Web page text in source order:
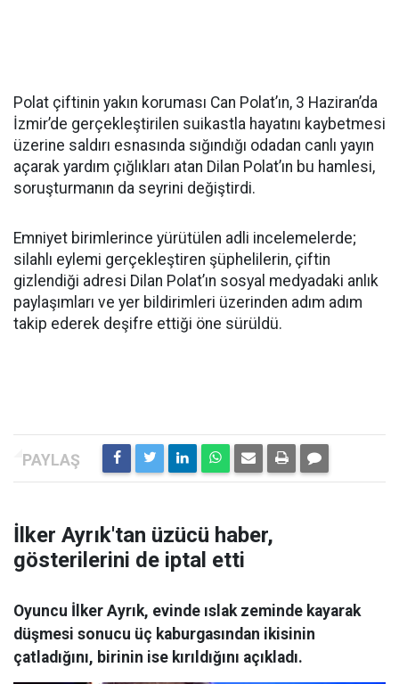
Polat çiftinin yakın koruması Can Polat’ın, 3 Haziran’da
İzmir’de gerçekleştirilen suikastla hayatını kaybetmesi
üzerine saldırı esnasında sığındığı odadan canlı yayın
açarak yardım çığlıkları atan Dilan Polat’ın bu hamlesi,
soruşturmanın da seyrini değiştirdi.
Emniyet birimlerince yürütülen adli incelemelerde;
silahlı eylemi gerçekleştiren şüphelilerin, çiftin
gizlendiği adresi Dilan Polat’ın sosyal medyadaki anlık
paylaşımları ve yer bildirimleri üzerinden adım adım
takip ederek deşifre ettiği öne sürüldü.
İlker Ayrık'tan üzücü haber,
gösterilerini de iptal etti
Oyuncu İlker Ayrık, evinde ıslak zeminde kayarak
düşmesi sonucu üç kaburgasından ikisinin
çatladığını, birinin ise kırıldığını açıkladı.